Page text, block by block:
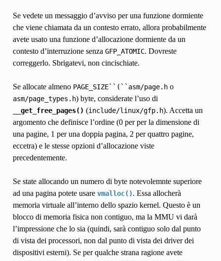
Se vedete un messaggio d’avviso per una funzione dormiente
che viene chiamata da un contesto errato, allora probabilmente
avete usato una funzione d’allocazione dormiente da un
contesto d’interruzione senza GFP_ATOMIC. Dovreste
correggerlo. Sbrigatevi, non cincischiate.
Se allocate almeno PAGE_SIZE``(``asm/page.ho
asm/page_types.h) byte, considerate l’uso di
__get_free_pages() (include/linux/gfp.h). Accetta un
argomento che definisce l’ordine (0 per per la dimensione di
una pagine, 1 per una doppia pagina, 2 per quattro pagine,
eccetra) e le stesse opzioni d’allocazione viste
precedentemente.
Se state allocando un numero di byte notevolemnte superiore
ad una pagina potete usare vmalloc(). Essa allocherà
memoria virtuale all’interno dello spazio kernel. Questo è un
blocco di memoria fisica non contiguo, ma la MMU vi darà
l’impressione che lo sia (quindi, sarà contiguo solo dal punto
di vista dei processori, non dal punto di vista dei driver dei
dispositivi esterni). Se per qualche strana ragione avete